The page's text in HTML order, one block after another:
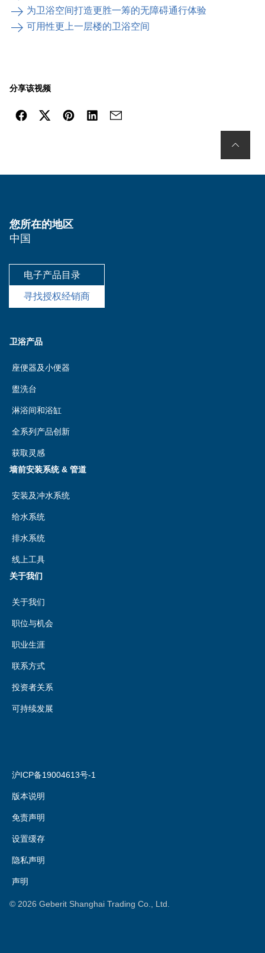
为卫浴空间打造更胜一筹的无障碍通行体验
可用性更上一层楼的卫浴空间
分享该视频
您所在的地区
中国
电子产品目录
寻找授权经销商
卫浴产品
座便器及小便器
盥洗台
淋浴间和浴缸
全系列产品创新
获取灵感
墙前安装系统 & 管道
安装及冲水系统
给水系统
排水系统
线上工具
关于我们
关于我们
职位与机会
职业生涯
联系方式
投资者关系
可持续发展
沪ICP备19004613号-1
版本说明
免责声明
设置缓存
隐私声明
声明
© 2026 Geberit Shanghai Trading Co., Ltd.